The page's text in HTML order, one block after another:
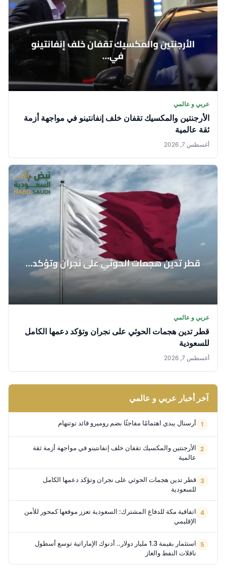
عربي و عالمي
الأرجنتين والمكسيك تقفان خلف إنفانتينو في مواجهة أزمة
ثقة عالمية
أغسطس 7, 2026
عربي و عالمي
قطر تدين هجمات الحوثي على نجران وتؤكد دعمها الكامل
للسعودية
أغسطس 7, 2026
آخر أخبار عربي و عالمي
أرسنال يبدي اهتمامًا مفاجئًا بضم روميرو قائد توتنهام
الأرجنتين والمكسيك تقفان خلف إنفانتينو في مواجهة أزمة ثقة
عالمية
قطر تدين هجمات الحوثي على نجران وتؤكد دعمها الكامل
للسعودية
اتفاقية مكة للدفاع المشترك: السعودية تعزز موقعها كمحور للأمن
الإقليمي
استثمار بقيمة 1.3 مليار دولار.. أدنوك الإماراتية توسع أسطول
ناقلات النفط والغاز